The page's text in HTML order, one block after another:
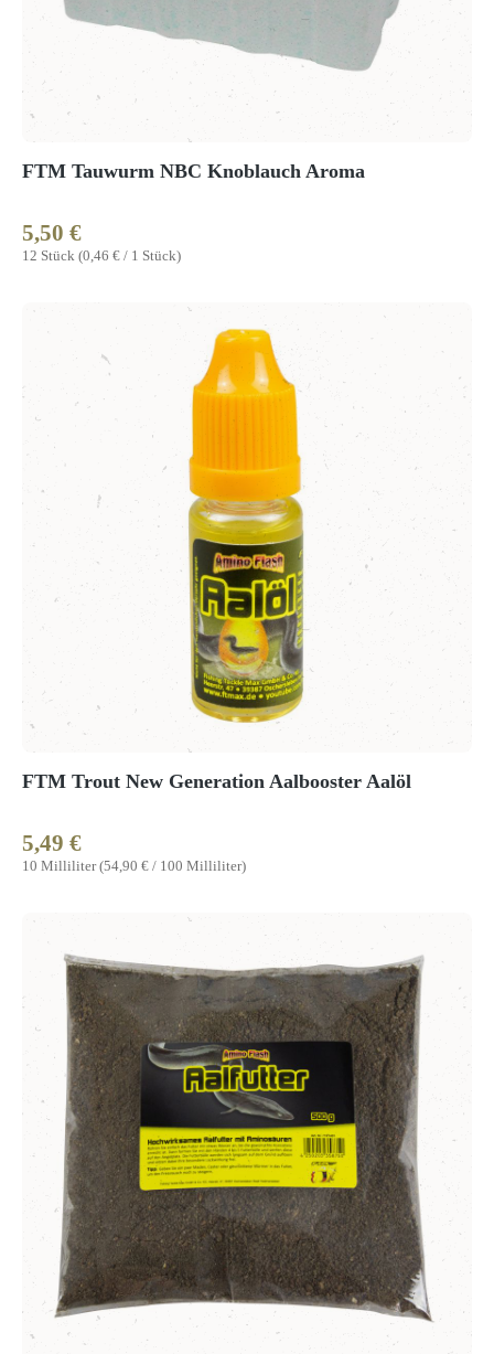
FTM Tauwurm NBC Knoblauch Aroma
12 Stück (0,46 € / 1 Stück)
Regulärer Preis:
5,50 €
FTM Trout New Generation Aalbooster Aalöl
10 Milliliter(54,90 € / 100 Milliliter)
Regulärer Preis:
5,49 €